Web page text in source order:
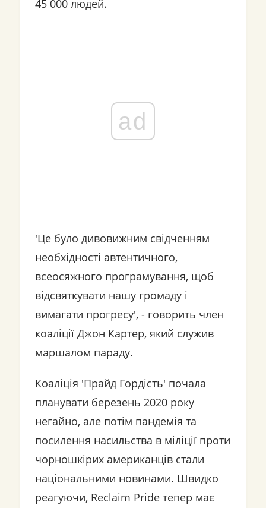
45 000 людей.
ad
'Це було дивовижним свідченням
необхідності автентичного,
всеосяжного програмування, щоб
відсвяткувати нашу громаду і
вимагати прогресу', - говорить член
коаліції Джон Картер, який служив
маршалом параду.
Коаліція 'Прайд Гордість' почала
планувати березень 2020 року
негайно, але потім пандемія та
посилення насильства в міліції проти
чорношкірих американців стали
національними новинами. Швидко
реагуючи, Reclaim Pride тепер має